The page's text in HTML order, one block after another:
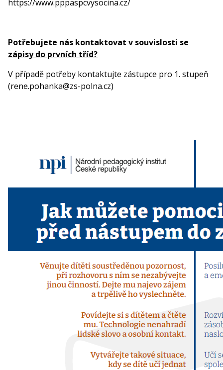
https://www.pppaspcvysocina.cz/
Potřebujete nás kontaktovat v souvislosti se
zápisy do prvních tříd?
V případě potřeby kontaktujte zástupce pro 1. stupeň
(rene.pohanka@zs-polna.cz)